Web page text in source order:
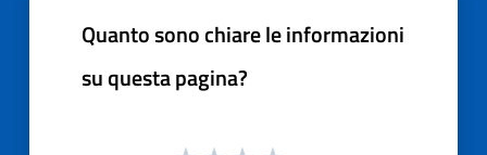
Quanto sono chiare le informazioni
su questa pagina?